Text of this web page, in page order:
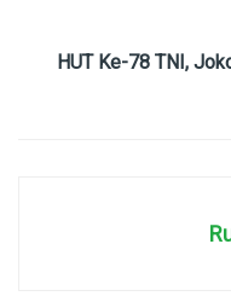
HUT Ke-78 TNI,